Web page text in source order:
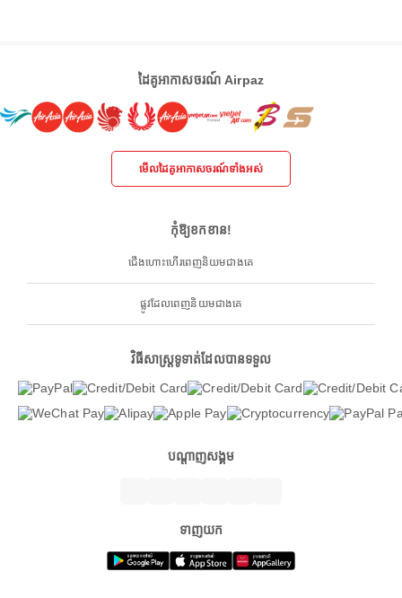
ដៃគូអាកាសចរណ៍ Airpaz
មើលដៃគូអាកាសចរណ៍ទាំងអស់
កុំឱ្យខកខាន!
ជើងហោះហើរពេញនិយមជាងគេ
ផ្លូវដែលពេញនិយមជាងគេ
វិធីសាស្ត្រទូទាត់ដែលបានទទួល
បណ្តាញសង្គម
ទាញយក